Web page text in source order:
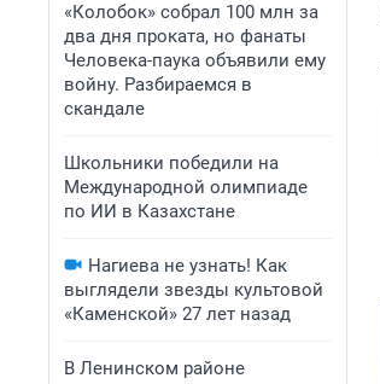
«Колобок» собрал 100 млн за
два дня проката, но фанаты
Человека-паука объявили ему
войну. Разбираемся в
скандале
Школьники победили на
Международной олимпиаде
по ИИ в Казахстане
Нагиева не узнать! Как
выглядели звезды культовой
«Каменской» 27 лет назад
В Ленинском районе